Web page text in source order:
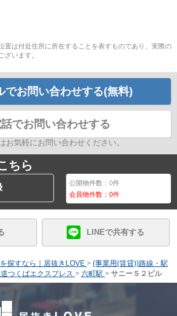
置は付近住所に所在することを表すものであり、実際の
ざいます。
でお問い合わせする(無料)
話でお問い合わせする
お気軽にお問い合わせください。
ちら
公開物件数：0件
会員物件数：0件
LINEで共有する
探すなら｜居抜きLOVE > (事業用(賃貸))路線・駅
つくばエクスプレス > 六町駅 > サニーＳ２ビル